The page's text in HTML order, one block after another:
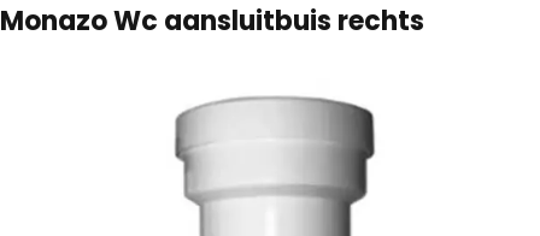
Monazo Wc aansluitbuis rechts